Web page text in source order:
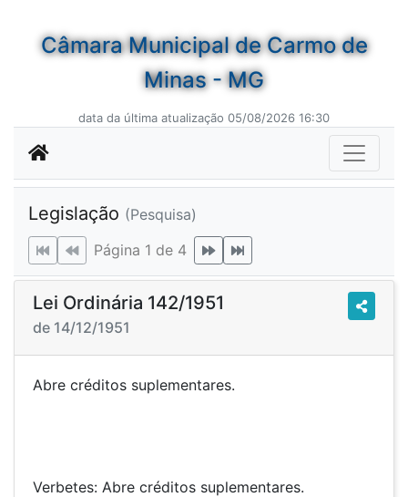
Câmara Municipal de Carmo de
Minas - MG
data da última atualização 05/08/2026 16:30
Legislação (Pesquisa)
Página 1 de 4
Lei Ordinária 142/1951
de 14/12/1951
Abre créditos suplementares.
Verbetes: Abre créditos suplementares.